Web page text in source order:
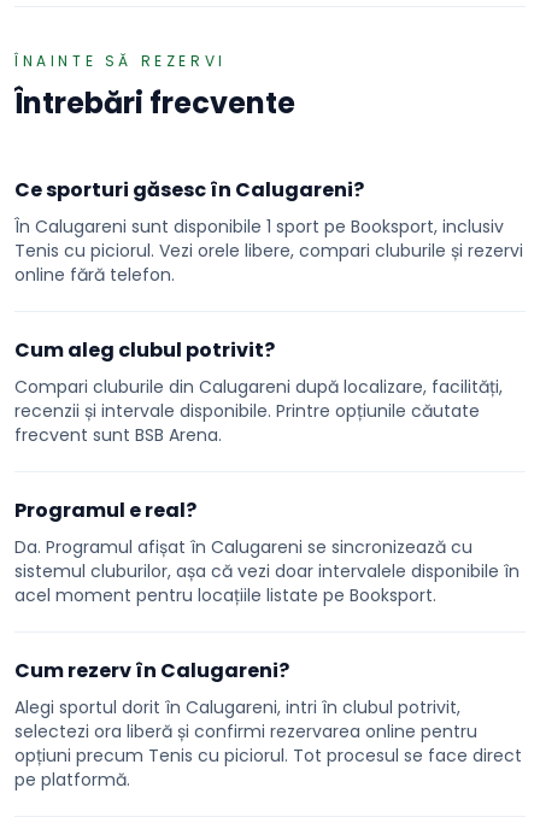
ÎNAINTE SĂ REZERVI
Întrebări frecvente
Ce sporturi găsesc în Calugareni?
În Calugareni sunt disponibile 1 sport pe Booksport, inclusiv
Tenis cu piciorul. Vezi orele libere, compari cluburile și rezervi
online fără telefon.
Cum aleg clubul potrivit?
Compari cluburile din Calugareni după localizare, facilități,
recenzii și intervale disponibile. Printre opțiunile căutate
frecvent sunt BSB Arena.
Programul e real?
Da. Programul afișat în Calugareni se sincronizează cu
sistemul cluburilor, așa că vezi doar intervalele disponibile în
acel moment pentru locațiile listate pe Booksport.
Cum rezerv în Calugareni?
Alegi sportul dorit în Calugareni, intri în clubul potrivit,
selectezi ora liberă și confirmi rezervarea online pentru
opțiuni precum Tenis cu piciorul. Tot procesul se face direct
pe platformă.